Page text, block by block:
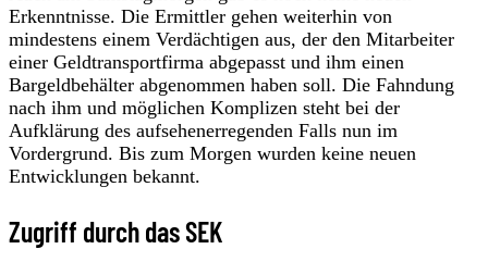
Erkenntnisse. Die Ermittler gehen weiterhin von
mindestens einem Verdächtigen aus, der den Mitarbeiter
einer Geldtransportfirma abgepasst und ihm einen
Bargeldbehälter abgenommen haben soll. Die Fahndung
nach ihm und möglichen Komplizen steht bei der
Aufklärung des aufsehenerregenden Falls nun im
Vordergrund. Bis zum Morgen wurden keine neuen
Entwicklungen bekannt.
Zugriff durch das SEK